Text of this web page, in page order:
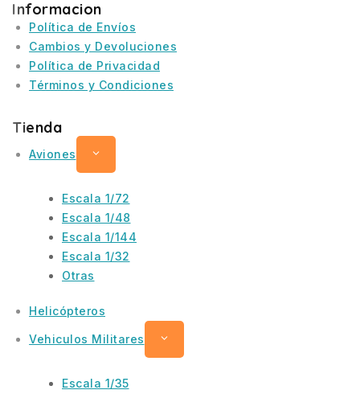
Informacion
Política de Envíos
Cambios y Devoluciones
Política de Privacidad
Términos y Condiciones
Tienda
Aviones
Escala 1/72
Escala 1/48
Escala 1/144
Escala 1/32
Otras
Helicópteros
Vehiculos Militares
Escala 1/35